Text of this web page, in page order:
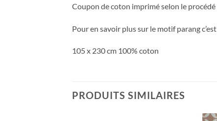
Coupon de coton imprimé selon le
Pour en savoir plus sur le motif parang c’est
105 x 230 cm 100% coton
PRODUITS SIMILAIRES